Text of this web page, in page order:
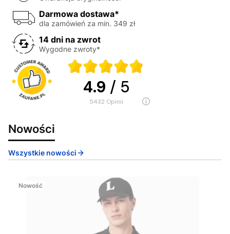
Darmowa dostawa*
dla zamówień za min. 349 zł
14 dni na zwrot
Wygodne zwroty*
4.9 / 5
5432 opinii
Nowości
Wszystkie nowości
Nowość